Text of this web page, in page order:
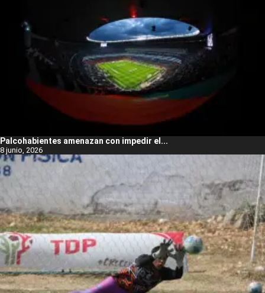
Palcohabientes amenazan con impedir el...
8 junio, 2026